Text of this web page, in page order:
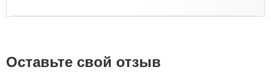
Оставьте свой отзыв